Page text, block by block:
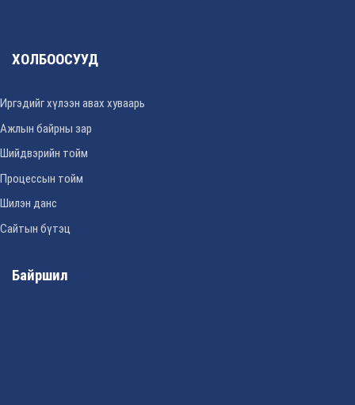
ХОЛБООСУУД
Иргэдийг хүлээн авах хуваарь
Ажлын байрны зар
Шийдвэрийн тойм
Процессын тойм
Шилэн данс
Сайтын бүтэц
Байршил